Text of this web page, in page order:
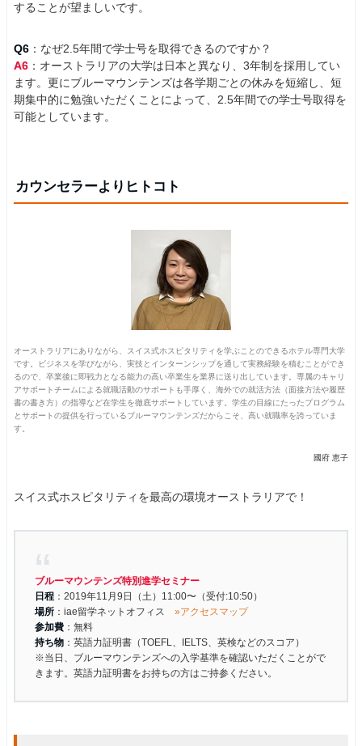
することが望ましいです。
Q6 ：なぜ2.5年間で学士号を取得できるのですか？
A6 ：オーストラリアの大学は日本と異なり、3年制を採用してい
ます。更にブルーマウンテンズは各学期ごとの休みを短縮し、短
期集中的に勉強いただくことによって、2.5年間での学士号取得を
可能としています。
カウンセラーよりヒトコト
オーストラリアにありながら、スイス式ホスピタリティを学ぶことのできるホテル専門大学
です。ビジネスを学びながら、実技とインターンシップを通して実務経験を積むことができ
るので、卒業後に即戦力となる能力の高い卒業生を業界に送り出しています。専属のキャリ
アサポートチームによる就職活動のサポートも手厚く、海外での就活方法（面接方法や履歴
書の書き方）の指導など在学生を徹底サポートしています。学生の目線にたったプログラム
とサポートの提供を行っているブルーマウンテンズだからこそ、高い就職率を誇っていま
す。
國府 恵子
スイス式ホスピタリティを最高の環境オーストラリアで！
ブルーマウンテンズ特別進学セミナー
日程 ：2019年11月9日（土）11:00〜（受付:10:50）
場所 ：iae留学ネットオフィス »アクセスマップ
参加費 ：無料
持ち物 ：英語力証明書（TOEFL、IELTS、英検などのスコア）
※当日、ブルーマウンテンズへの入学基準を確認いただくことがで
きます。英語力証明書をお持ちの方はご持参ください。